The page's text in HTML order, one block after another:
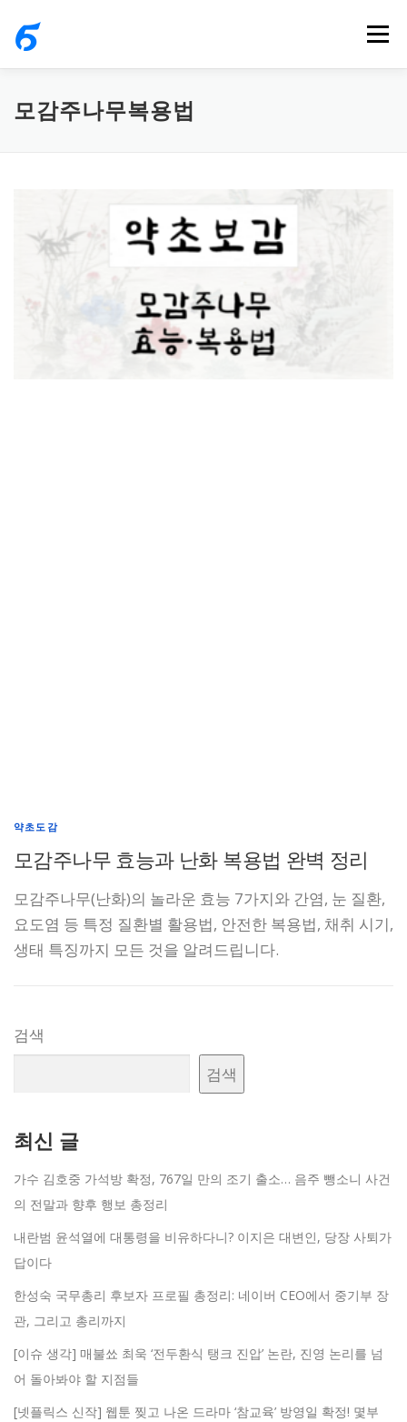
메뉴
모감주나무복용법
약초도감
모감주나무 효능과 난화 복용법 완벽 정리
모감주나무(난화)의 놀라운 효능 7가지와 간염, 눈 질환,
요도염 등 특정 질환별 활용법, 안전한 복용법, 채취 시기,
생태 특징까지 모든 것을 알려드립니다.
검색
검색
최신 글
가수 김호중 가석방 확정, 767일 만의 조기 출소… 음주 뺑소니 사건
의 전말과 향후 행보 총정리
내란범 윤석열에 대통령을 비유하다니? 이지은 대변인, 당장 사퇴가
답이다
한성숙 국무총리 후보자 프로필 총정리: 네이버 CEO에서 중기부 장
관, 그리고 총리까지
[이슈 생각] 매불쑈 최욱 ‘전두환식 탱크 진압’ 논란, 진영 논리를 넘
어 돌아봐야 할 지점들
[넷플릭스 신작] 웹툰 찢고 나온 드라마 ‘참교육’ 방영일 확정! 몇부